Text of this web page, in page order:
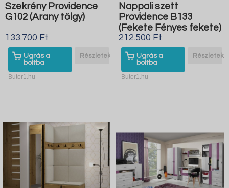
Szekrény Providence
G102 (Arany tölgy)
133.700 Ft
Ugrás a
boltba
Részletek
Butor1.hu
Nappali szett
Providence B133
(Fekete Fényes fekete)
212.500 Ft
Ugrás a
boltba
Részletek
Butor1.hu